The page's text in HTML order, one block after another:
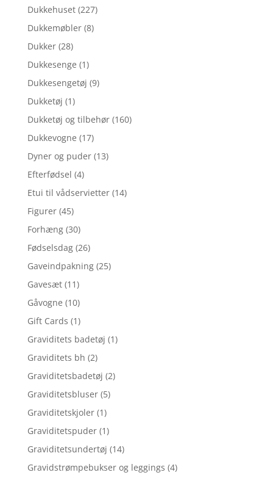
Dukkehuset (227)
Dukkemøbler (8)
Dukker (28)
Dukkesenge (1)
Dukkesengetøj (9)
Dukketøj (1)
Dukketøj og tilbehør (160)
Dukkevogne (17)
Dyner og puder (13)
Efterfødsel (4)
Etui til vådservietter (14)
Figurer (45)
Forhæng (30)
Fødselsdag (26)
Gaveindpakning (25)
Gavesæt (11)
Gåvogne (10)
Gift Cards (1)
Graviditets badetøj (1)
Graviditets bh (2)
Graviditetsbadetøj (2)
Graviditetsbluser (5)
Graviditetskjoler (1)
Graviditetspuder (1)
Graviditetsundertøj (14)
Gravidstrømpebukser og leggings (4)